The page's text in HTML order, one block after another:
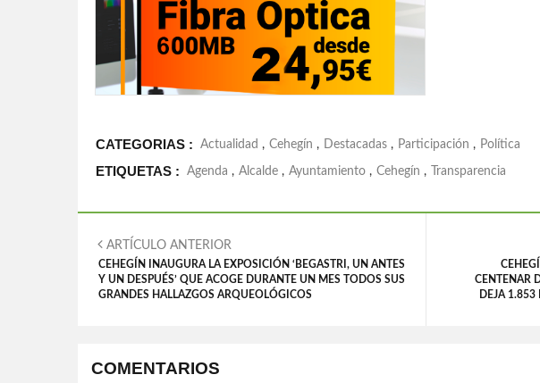
CATEGORIAS : Actualidad , Cehegín , Destacadas , Participación , Política
ETIQUETAS : Agenda , Alcalde , Ayuntamiento , Cehegín , Transparencia
ARTÍCULO ANTERIOR
CEHEGÍN INAUGURA LA EXPOSICIÓN ‘BEGASTRI, UN ANTES
Y UN DESPUÉS’ QUE ACOGE DURANTE UN MES TODOS SUS
GRANDES HALLAZGOS ARQUEOLÓGICOS
CENTENAR
DEJA 1.853
COMENTARIOS